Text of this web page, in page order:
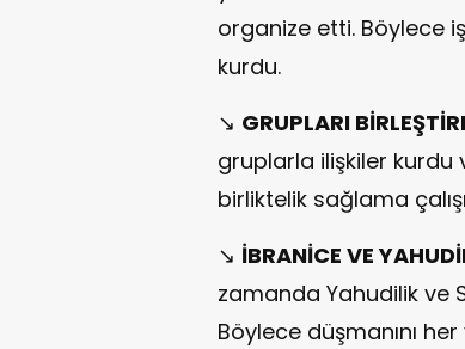
organize etti. Böylece
kurdu.
↘ GRUPLARI
gruplarla ilişkiler kurdu
birliktelik sağlama
↘ İBRANİCE VE
zamanda Yahudilik ve
Böylece düşmanını her